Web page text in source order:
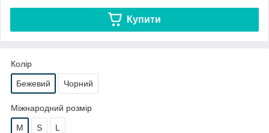
Купити
Колір
Бежевий Чорний
Міжнародний розмір
M S L